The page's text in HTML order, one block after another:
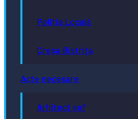
Poliția Locală
Creșa Bistrița
Acte necesare
Arhitect șef
cofinanțate de Uniunea Europeană,
ue.ro Conținutul acestei pagini web
poziția oficială a Uniunii Europene.
corectitudinii și coerenței